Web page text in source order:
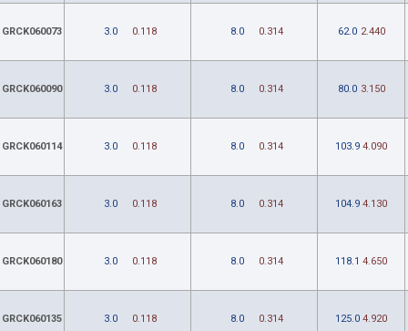
GRCK060073 3.0 0.118 8.0 0.314 62.0 2.440
GRCK060090 3.0 0.118 8.0 0.314 80.0 3.150
GRCK060114 3.0 0.118 8.0 0.314 103.9 4.090
GRCK060163 3.0 0.118 8.0 0.314 104.9 4.130
GRCK060180 3.0 0.118 8.0 0.314 118.1 4.650
GRCK060135 3.0 0.118 8.0 0.314 125.0 4.920